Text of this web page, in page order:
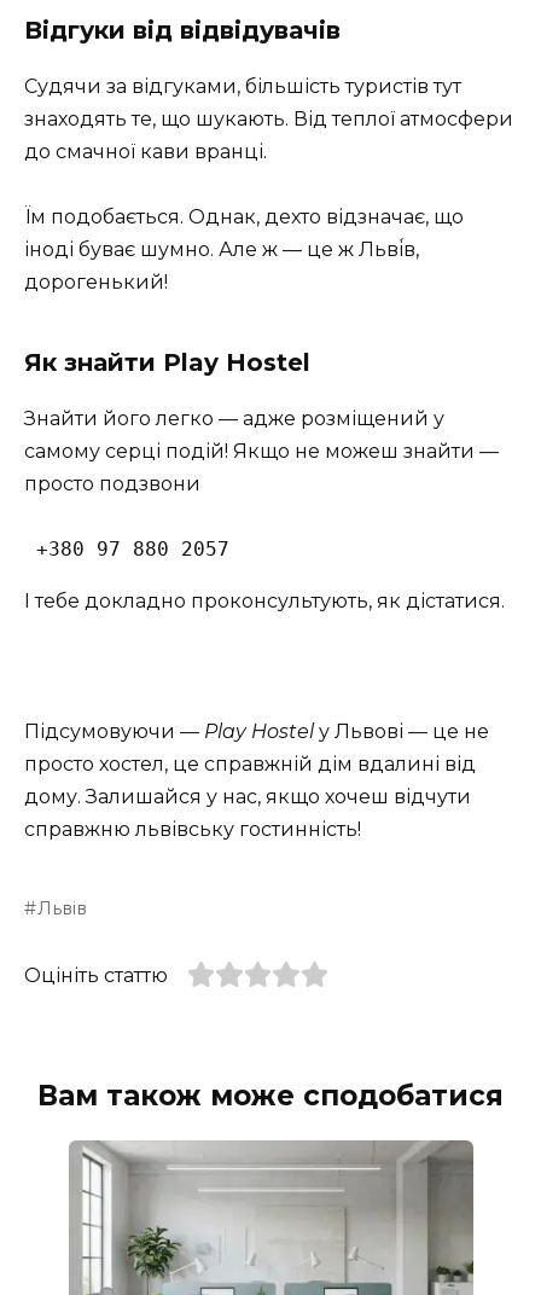
Відгуки від відвідувачів
Судячи за відгуками, більшість туристів тут
знаходять те, що шукають. Від теплої атмосфери
до смачної кави вранці.
Їм подобається. Однак, дехто відзначає, що
іноді буває шумно. Але ж — це ж Льві́в,
дорогенький!
Як знайти Play Hostel
Знайти його легко — адже розміщений у
самому серці подій! Якщо не можеш знайти —
просто подзвони
+380 97 880 2057
І тебе докладно проконсультують, як дістатися.
Підсумовуючи — Play Hostel у Львові — це не
просто хостел, це справжній дім вдалині від
дому. Залишайся у нас, якщо хочеш відчути
справжню львівську гостинність!
Львів
Оцініть статтю
Вам також може сподобатися